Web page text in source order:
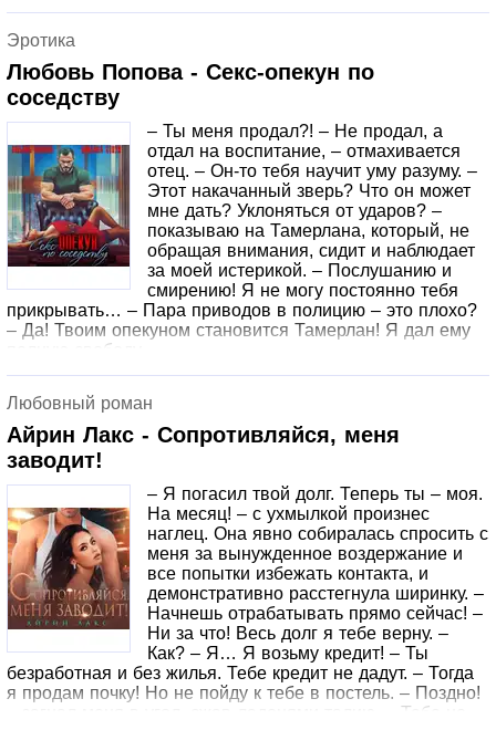
Эротика
Любовь Попова - Секс-опекун по
соседству
– Ты меня продал?! – Не продал, а
отдал на воспитание, – отмахивается
отец. – Он-то тебя научит уму разуму. –
Этот накачанный зверь? Что он может
мне дать? Уклоняться от ударов? –
показываю на Тамерлана, который, не
обращая внимания, сидит и наблюдает
за моей истерикой. – Послушанию и
смирению! Я не могу постоянно тебя
прикрывать… – Пара приводов в полицию – это плохо?
– Да! Твоим опекуном становится Тамерлан! Я дал ему
полную свободу.
Любовный роман
Айрин Лакс - Сопротивляйся, меня
заводит!
– Я погасил твой долг. Теперь ты – моя.
На месяц! – с ухмылкой произнес
наглец. Она явно собиралась спросить с
меня за вынужденное воздержание и
все попытки избежать контакта, и
демонстративно расстегнула ширинку. –
Начнешь отрабатывать прямо сейчас! –
Ни за что! Весь долг я тебе верну. –
Как? – Я… Я возьму кредит! – Ты
безработная и без жилья. Тебе кредит не дадут. – Тогда
я продам почку! Но не пойду к тебе в постель. – Поздно!
– загнал меня в угол, сжав ладонями талию. – Тебе не